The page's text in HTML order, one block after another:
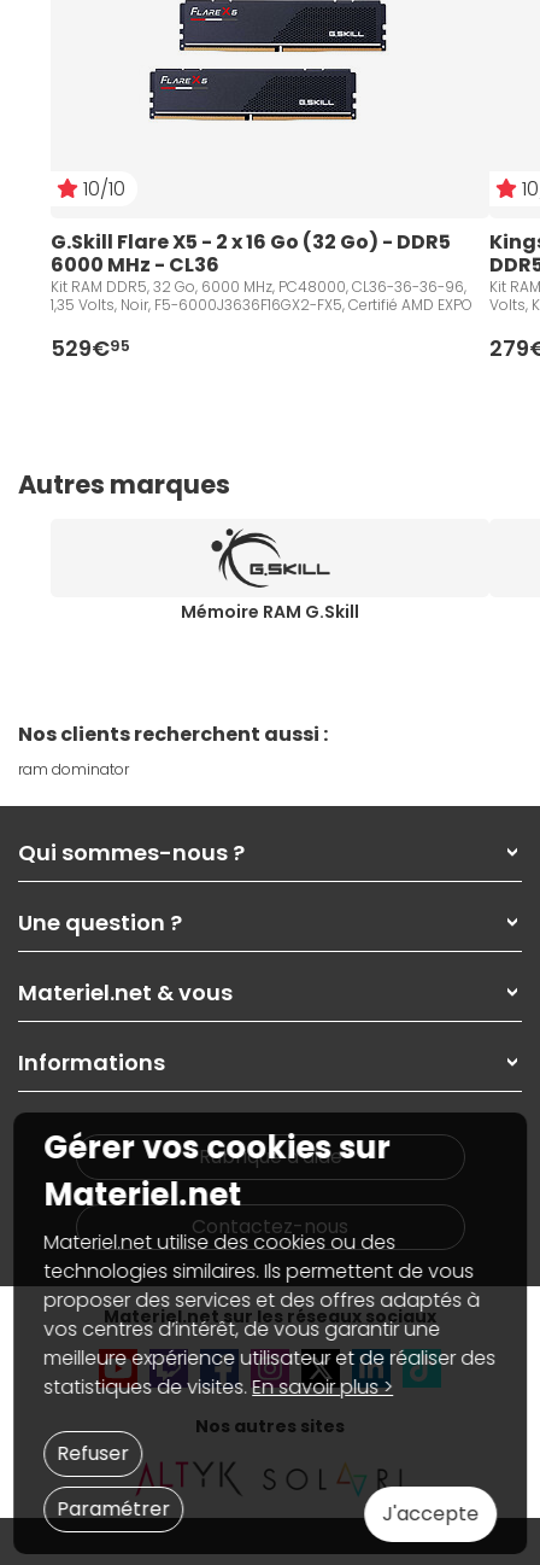
10/10
G.Skill Flare X5 - 2 x 16 Go (32 Go) - DDR5
6000 MHz - CL36
Kit RAM DDR5, 32 Go, 6000 MHz, PC48000, CL36-36-36-96,
1,35 Volts, Noir, F5-6000J3636F16GX2-FX5, Certifié AMD EXPO
529€95
Kit
Volts,
Autres marques
Mémoire RAM G.Skill
Nos clients recherchent aussi :
ram dominator
Qui sommes-nous ?
Nos services
Les magasins Materiel.net
Nos solutions pour les pros
Contactez-nous
Une question ?
Paiement, livraison
Garanties,Pack Zen
SAV, demander un retour
Informations
Materiel.net & vous
On rachète votre carte graphique
PC sur mesure : Votre RDV personnalisé
Notre démarche écologique
Materiel.net recrute
Notre programme d'affiliation
Partenariat & Sponsoring
Informations
Plan du site
Nos marques
Conditions générales de vente
Marketplace
Informations légales
Données personnelles etcookies
Gérer vos cookies
Accessibilité : non conforme
Rubrique d'aide
Contactez-nous
Materiel.net sur les réseaux sociaux
Nos autres sites
Gérer vos cookies sur
Materiel.net
Materiel.net utilise des cookies ou des
technologies similaires. Ils permettent de vous
proposer des services et des offres adaptés à
vos centres d’intérêt, de vous garantir une
meilleure expérience utilisateur et de réaliser des
statistiques de visites.En savoir plus >
J'accepte
Paramétrer
Refuser